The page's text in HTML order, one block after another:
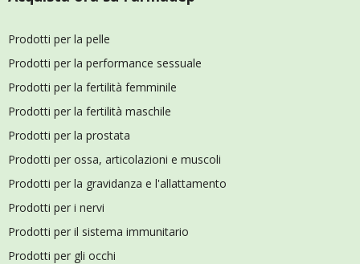
Prodotti per la pelle
Prodotti per la performance sessuale
Prodotti per la fertilità femminile
Prodotti per la fertilità maschile
Prodotti per la prostata
Prodotti per ossa, articolazioni e muscoli
Prodotti per la gravidanza e l'allattamento
Prodotti per i nervi
Prodotti per il sistema immunitario
Prodotti per gli occhi